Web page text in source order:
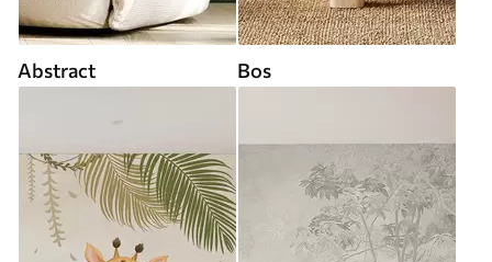
Abstract Bos